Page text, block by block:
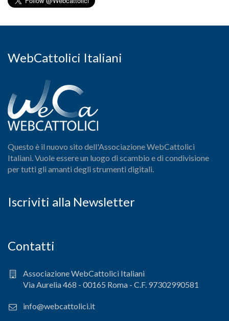
WebCattolici Italiani
Questo è il nuovo sito dell'Associazione WebCattolici
Italiani. Vuole essere un luogo di scambio e di condivisione
per tutti gli amanti degli strumenti digitali.
Iscriviti alla Newsletter
Contatti
Associazione WebCattolici Italiani
Via Aurelia 468 - 00165 Roma - C.F. 97302990581
info@webcattolici.it